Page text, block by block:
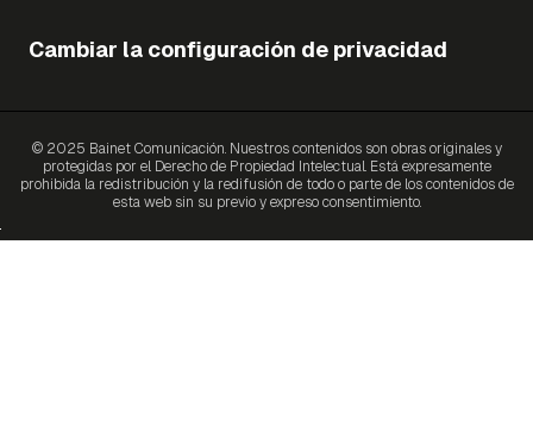
Cambiar la configuración de privacidad
© 2025 Bainet Comunicación. Nuestros contenidos son obras originales y
protegidas por el Derecho de Propiedad Intelectual. Está expresamente
prohibida la redistribución y la redifusión de todo o parte de los contenidos de
esta web sin su previo y expreso consentimiento.